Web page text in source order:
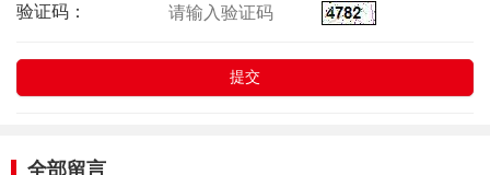
验证码：
全部留言